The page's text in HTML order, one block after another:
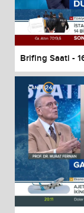
Brifing Saati -